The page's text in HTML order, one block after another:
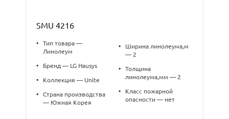
SMU 4216
•
Тип товара —
Линолеум
• Бренд — LG Hausys
• Коллекция — Unite
•
Страна производства
— Южная Корея
•
Ширина линолеума,м
— 2
•
Толщина
линолеума,мм — 2
•
Класс пожарной
опасности — нет